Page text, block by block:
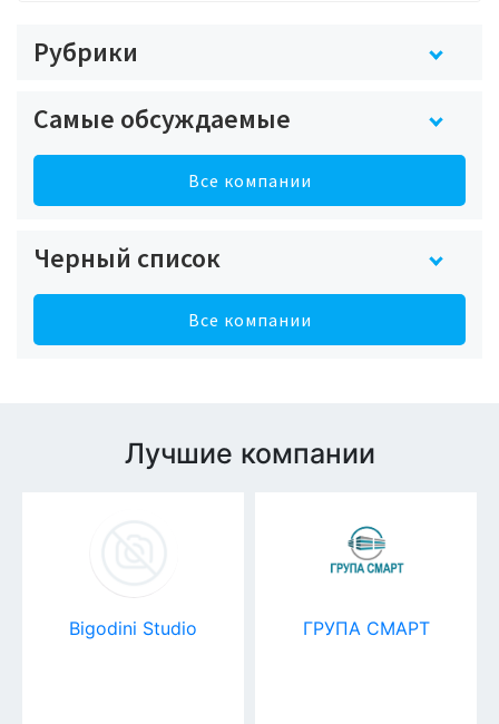
Рубрики
Самые обсуждаемые
Все компании
Черный список
Все компании
Лучшие компании
Bigodini Studio ГРУПА СМАРТ